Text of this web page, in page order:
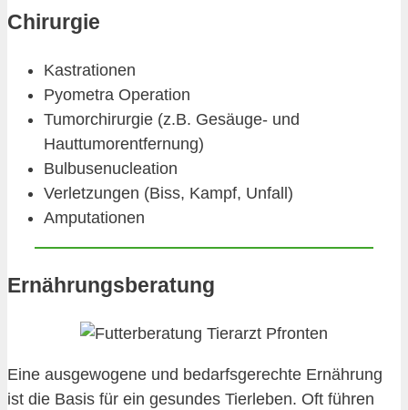
Chirurgie
Kastrationen
Pyometra Operation
Tumorchirurgie (z.B. Gesäuge- und
Hauttumorentfernung)
Bulbusenucleation
Verletzungen (Biss, Kampf, Unfall)
Amputationen
Ernährungsberatung
Eine ausgewogene und bedarfsgerechte Ernährung
ist die Basis für ein gesundes Tierleben. Oft führen